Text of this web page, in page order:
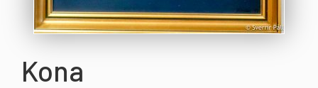
Kona